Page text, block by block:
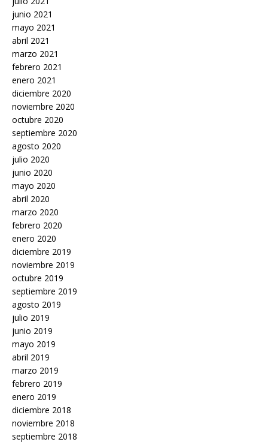
junio 2021
mayo 2021
abril 2021
marzo 2021
febrero 2021
enero 2021
diciembre 2020
noviembre 2020
octubre 2020
septiembre 2020
agosto 2020
julio 2020
junio 2020
mayo 2020
abril 2020
marzo 2020
febrero 2020
enero 2020
diciembre 2019
noviembre 2019
octubre 2019
septiembre 2019
agosto 2019
julio 2019
junio 2019
mayo 2019
abril 2019
marzo 2019
febrero 2019
enero 2019
diciembre 2018
noviembre 2018
septiembre 2018